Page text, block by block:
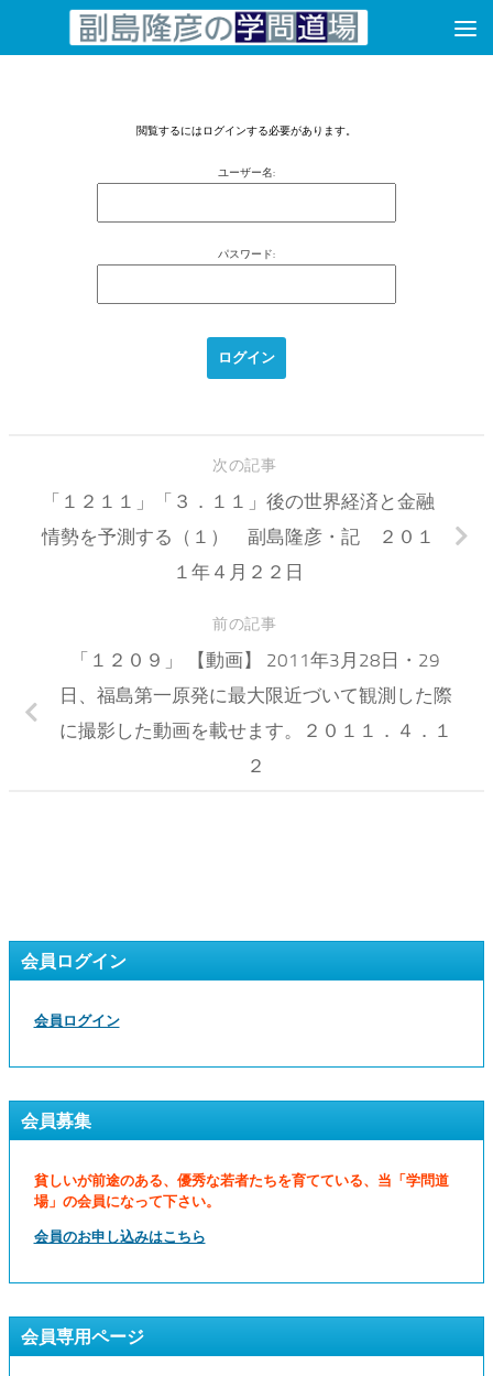
コンテンツへスキップ
閲覧するにはログインする必要があります。
ユーザー名:
パスワード:
次の記事
「１２１１」「３．１１」後の世界経済と金融
情勢を予測する（１） 副島隆彦・記 ２０１
１年４月２２日
前の記事
「１２０９」 【動画】 2011年3月28日・29
日、福島第一原発に最大限近づいて観測した際
に撮影した動画を載せます。２０１１．４．１
２
会員ログイン
会員ログイン
会員募集
貧しいが前途のある、優秀な若者たちを育てている、当「学問道
場」の会員になって下さい。
会員のお申し込みはこちら
会員専用ページ